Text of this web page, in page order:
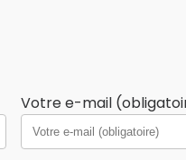
Votre e-mail